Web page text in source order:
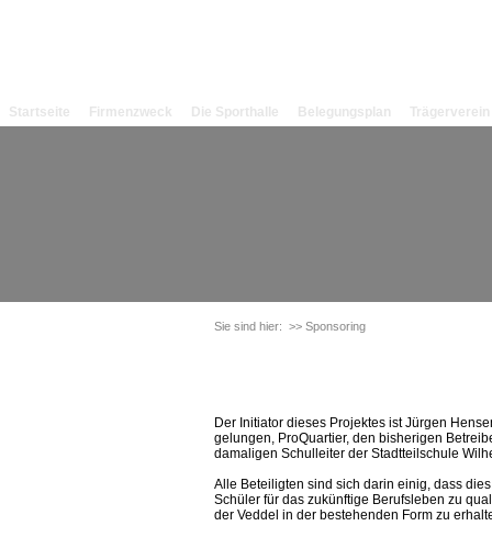
Startseite Firmenzweck Die Sporthalle Belegungsplan Trägerverein
Sie sind hier: >> Sponsoring
Der Initiator dieses Projektes ist Jürgen
gelungen, ProQuartier, den bisherigen
damaligen Schulleiter der Stadtteilschule
Alle Beteiligten sind sich darin einig, dass
Schüler für das zukünftige Berufsleben zu
der Veddel in der bestehenden Form zu